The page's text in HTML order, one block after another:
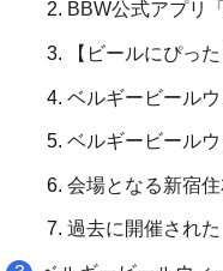
BBW公式アプリ
【ビールにぴっ
ベルギービール
ベルギービール
会場となる新宿
過去に開催され